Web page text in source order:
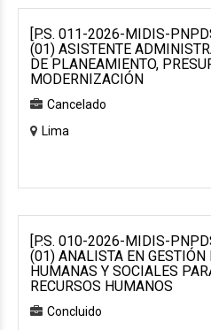
[P.S. 011-2026-MIDIS-
(01) ASISTENTE
DE PLANEAMIENTO,
MODERNIZACIÓN
Cancelado
Lima
[P.S. 010-2026-MIDIS-
(01) ANALISTA EN GESTIÓN
HUMANAS Y SOCIALES
RECURSOS HUMANOS
Concluido